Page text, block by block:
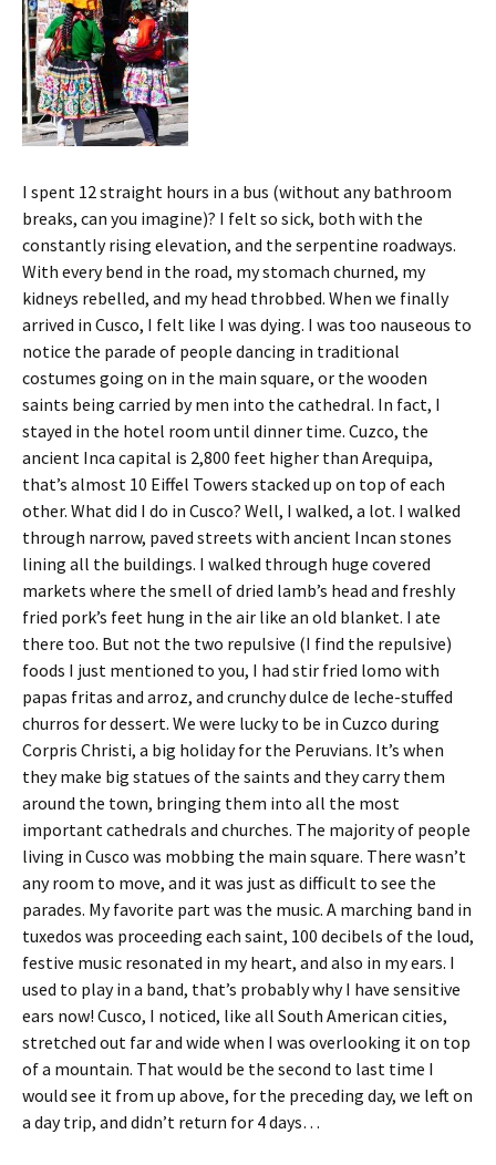
I spent 12 straight hours in a bus (without any bathroom
breaks, can you imagine)? I felt so sick, both with the
constantly rising elevation, and the serpentine roadways.
With every bend in the road, my stomach churned, my
kidneys rebelled, and my head throbbed. When we finally
arrived in Cusco, I felt like I was dying. I was too nauseous to
notice the parade of people dancing in traditional
costumes going on in the main square, or the wooden
saints being carried by men into the cathedral. In fact, I
stayed in the hotel room until dinner time. Cuzco, the
ancient Inca capital is 2,800 feet higher than Arequipa,
that’s almost 10 Eiffel Towers stacked up on top of each
other. What did I do in Cusco? Well, I walked, a lot. I walked
through narrow, paved streets with ancient Incan stones
lining all the buildings. I walked through huge covered
markets where the smell of dried lamb’s head and freshly
fried pork’s feet hung in the air like an old blanket. I ate
there too. But not the two repulsive (I find the repulsive)
foods I just mentioned to you, I had stir fried lomo with
papas fritas and arroz, and crunchy dulce de leche-stuffed
churros for dessert. We were lucky to be in Cuzco during
Corpris Christi, a big holiday for the Peruvians. It’s when
they make big statues of the saints and they carry them
around the town, bringing them into all the most
important cathedrals and churches. The majority of people
living in Cusco was mobbing the main square. There wasn’t
any room to move, and it was just as difficult to see the
parades. My favorite part was the music. A marching band in
tuxedos was proceeding each saint, 100 decibels of the loud,
festive music resonated in my heart, and also in my ears. I
used to play in a band, that’s probably why I have sensitive
ears now! Cusco, I noticed, like all South American cities,
stretched out far and wide when I was overlooking it on top
of a mountain. That would be the second to last time I
would see it from up above, for the preceding day, we left on
a day trip, and didn’t return for 4 days…